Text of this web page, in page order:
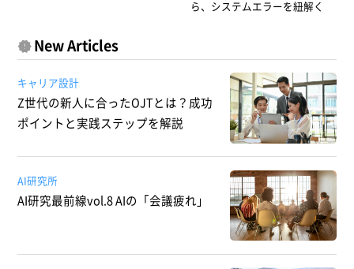
ら、システムエラーを紐解く
New Articles
キャリア設計
Z世代の新人に合ったOJTとは？成功
ポイントと実践ステップを解説
AI研究所
AI研究最前線vol.8 AIの「会議疲れ」